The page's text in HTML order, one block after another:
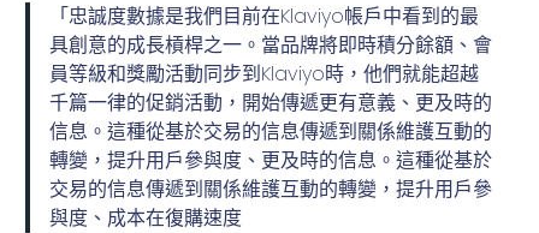
「忠誠度數據是我們目前在Klaviyo帳戶中看到的最
具創意的成長槓桿之一。當品牌將即時積分餘額、會
員等級和獎勵活動同步到Klaviyo時，他們就能超越
千篇一律的促銷活動，開始傳遞更有意義、更及時的
信息。這種從基於交易的信息傳遞到關係維護互動的
轉變，提升用戶參與度、更及時的信息。這種從基於
交易的信息傳遞到關係維護互動的轉變，提升用戶參
與度、成本在復購速度